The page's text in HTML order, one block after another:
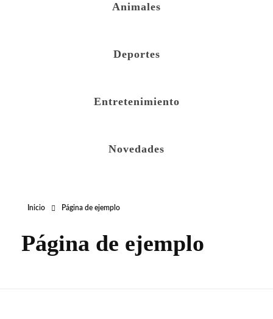
Animales
Deportes
Entretenimiento
Novedades
Inicio Página de ejemplo
Página de ejemplo